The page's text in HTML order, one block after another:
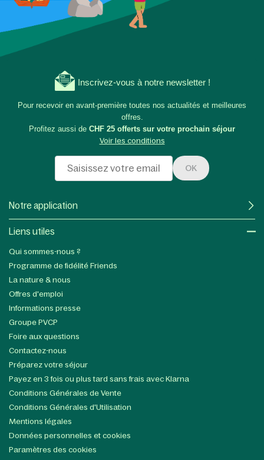
Inscrivez-vous à notre newsletter !
Pour recevoir en avant-première toutes nos actualités et meilleures
offres.
Profitez aussi de CHF 25 offerts sur votre prochain séjour
Voir les conditions
OK
Notre application
Liens utiles​
Qui sommes-nous ?
Programme de fidélité Friends
La nature & nous
Offres d'emploi
Informations presse
Groupe PVCP
Foire aux questions
Contactez-nous
Préparez votre séjour
Payez en 3 fois ou plus tard sans frais avec Klarna
Conditions Générales de Vente
Conditions Générales d'Utilisation
Mentions légales
Données personnelles et cookies
Paramètres des cookies